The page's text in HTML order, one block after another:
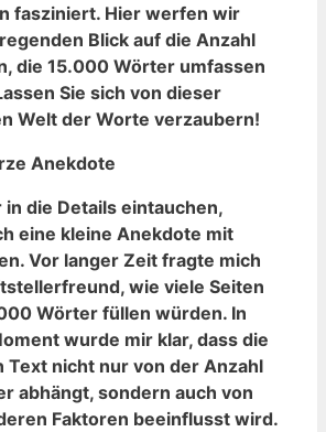
fasziniert. Hier werfen ‌wir
Blick⁤ auf die‌ Anzahl
die 15.000 Wörter umfassen⁤
Sie sich von dieser
Welt der Worte verzaubern!
Anekdote
in die ‌Details eintauchen,
eine kleine Anekdote mit
Vor langer Zeit ‌fragte⁣ mich
wie viele⁢ Seiten⁣
Wörter füllen würden. In
wurde mir klar, dass ‌die
Text nicht nur von der Anzahl
abhängt, sondern auch ‌von
Faktoren beeinflusst wird.